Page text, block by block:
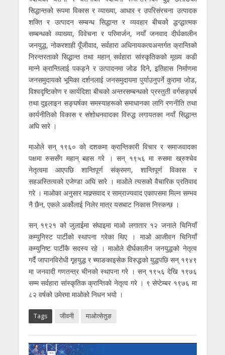
सिद्धान्तको रूपमा विकास र व्याख्या, आधार र उपरिसंरचना उत्पादक
शक्ति र उत्पादन सम्बन्ध सिद्धान्त र व्यवहार बीचको द्धन्द्धात्मक
सम्बन्धको व्याख्या, विवेचना र परिमार्जन, नयाँ जनवाद दीर्घकालीन
जनयुद्ध, नोकरशाही पूँजीवाद, सर्वहारा अधिनायकत्वअन्तर्गत क्रान्तिको
निरन्तरताको सिद्धान्त तथा महान् सर्वहारा सांस्कृतिकको मूख्य कडी
मान्ने क्रान्तिलाई पकड्ने र उत्पादनमा जोड दिने, इतिहास निर्माणमा
जनसमुदायको भूमिका दर्शनलाई जनसमुदायमा पुर्याउनुपर्ने कुरामा जोड,
विश्वदृष्टिकोण र कार्यदिशा बीचको अन्तरसम्बन्धको प्रस्तुती वर्गसङ्घर्ष
तथा दुइलाइन सङ्घर्षका समस्याहरूको समाधानका लागि रणनीति तथा
कार्यनीतिको विकास र संशोधनवादका विरुद्ध लगायतका नयाँ सिद्धान्त
अघि सारे ।
माओले सन् १९६० को दशकमा क्रान्तिकारी विचार र समाजवादका
पक्षमा रुससँग महान् बहस गरे । सन् १९५६ मा रुसमा ख्रुश्चेव
नेतृत्वमा आएपछि शान्तिपूर्ण संक्रमण, शान्तिपूर्ण विकास र
सहअस्तित्वको एजेण्डा अघि सारे । माओले त्यसको वैचारिक प्रतिवाद
गरे । माओका अनुसार माक्र्सवाद र साम्राज्यवाद एकापसमा मिल्न सम्भव
नै छैन, एकले अर्कोलाई निलेर मात्र यसबाट निकास निस्कन्छ ।
सन् १९२१ को जुलाईमा संघाइमा माओ लगातार १२ जनाले चिनियाँ
कम्युनिस्ट पार्टीको स्थापना गरेका थिए । माओ आजीवन चिनियाँ
कम्युनिष्ट पार्टीकै सदस्य रहे । माओले दीर्घकालीन जनयुद्धको नेतृत्व
गर्दै जापानविरोधी गृृहयुद्ध र च्याङकाइसेक विरुद्धको युद्धपछि सन् १९४९
मा जनवादी गणतन्त्र चीनको स्थापना गरे । सन् १९५६ देखि १९७६
सम्म सर्वहारा सांस्कृतिक क्रान्तिको नेतृत्व गरे । ९ सेप्टेम्बर १९७६ मा
८२ वर्षको उमेरमा माओको निधन भयो ।
Tags जीवनी माओत्सेतुङ